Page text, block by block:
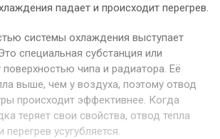
падает и происходит перегрев.
системы охлаждения выступает
специальная субстанция или
чипа и радиатора. Её
выше, чем у воздуха, поэтому отвод
происходит эффективнее. Когда
теряет свои свойства, отвод тепла
усугубляется.